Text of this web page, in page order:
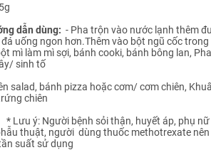
dẫn dùng: - Pha trộn vào nước lạnh thêm
uống ngon hơn.Thêm vào bột ngũ cốc
mì làm mì sợi, bánh cooki, bánh bông lan,
sinh tố
salad, bánh pizza hoặc cơm/ cơm chiên,
chiên
ý: Người bệnh sỏi thận, huyết áp, phụ nữ
thuật, người dùng thuốc methotrexate
suất sử dụng